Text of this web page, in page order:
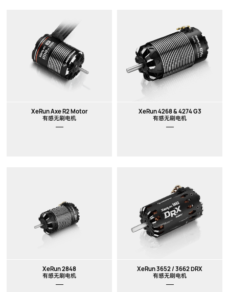
XeRun Axe R2 Motor
有感无刷电机
XeRun 4268 & 4274 G3
有感无刷电机
XeRun 2848
有感无刷电机
XeRun 3652 / 3662 DRX
有感无刷电机